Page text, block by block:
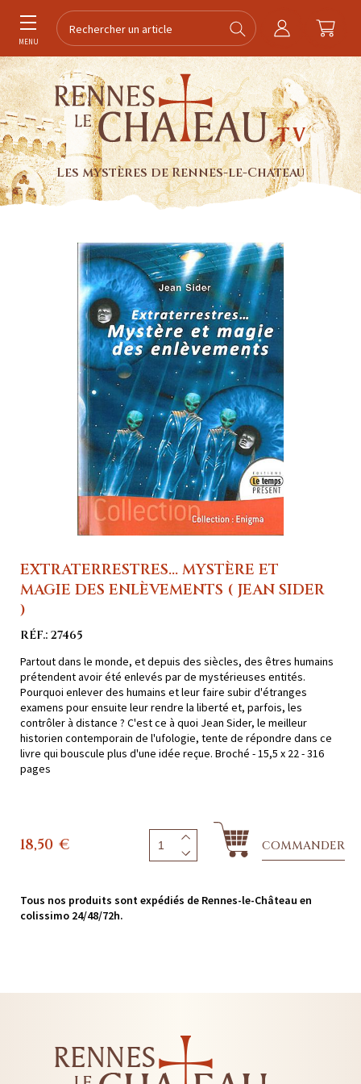
MENU
Les mystères de Rennes-le-Chateau
EXTRATERRESTRES... MYSTÈRE ET
MAGIE DES ENLÈVEMENTS ( JEAN SIDER
)
RÉF.: 27465
Partout dans le monde, et depuis des siècles, des êtres humains
prétendent avoir été enlevés par de mystérieuses entités.
Pourquoi enlever des humains et leur faire subir d'étranges
examens pour ensuite leur rendre la liberté et, parfois, les
contrôler à distance ? C'est ce à quoi Jean Sider, le meilleur
historien contemporain de l'ufologie, tente de répondre dans ce
livre qui bouscule plus d'une idée reçue. Broché - 15,5 x 22 - 316
pages
18,50 € COMMANDER
Tous nos produits sont expédiés de Rennes-le-Château en
colissimo 24/48/72h.